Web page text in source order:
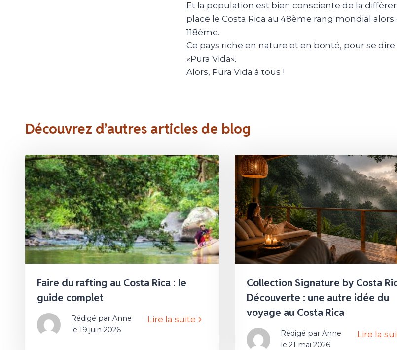
Et la population est bien consciente de la
place le Costa Rica au 48ème rang mondial
118ème.
Ce pays riche en nature et en bonté, pour se
«Pura Vida».
Alors, Pura Vida à tous !
Découvrez d’autres articles de blog
Faire du rafting au Costa Rica : le
guide complet
Rédigé par Anne
le 19 juin 2026
Lire la suite
Collection Signature by Costa
Découverte : une autre idée du
voyage au Costa Rica
Rédigé par Anne
le 21 mai 2026
Lire la